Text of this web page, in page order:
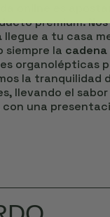
premium.
llegue a tu casa
siempre la
organolépticas
la tranquilidad
llevando el
una